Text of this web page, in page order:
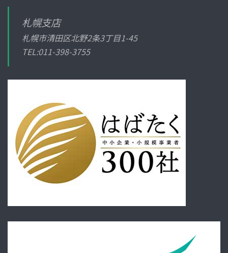
札幌支店
札幌市清田区北野2条3丁目1-45
TEL:011-398-3755